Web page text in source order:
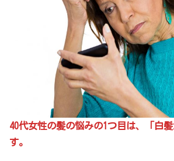
40代女性の髪の悩みの1つ目は、「白
す。